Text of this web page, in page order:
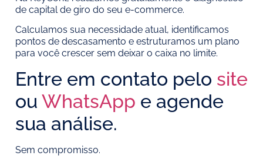
de capital de giro do seu e-commerce.
Calculamos sua necessidade atual, identificamos
pontos de descasamento e estruturamos um plano
para você crescer sem deixar o caixa no limite.
Entre em contato pelo site
ou WhatsApp e agende
sua análise.
Sem compromisso.